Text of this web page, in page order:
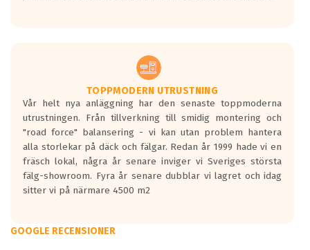
TOPPMODERN UTRUSTNING
Vår helt nya anläggning har den senaste toppmoderna
utrustningen. Från tillverkning till smidig montering och
"road force" balansering - vi kan utan problem hantera
alla storlekar på däck och fälgar. Redan år 1999 hade vi en
fräsch lokal, några år senare inviger vi Sveriges största
fälg-showroom. Fyra år senare dubblar vi lagret och idag
sitter vi på närmare 4500 m2
GOOGLE RECENSIONER